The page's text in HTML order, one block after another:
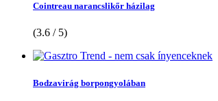
Cointreau narancslikőr házilag
(3.6 / 5)
Bodzavirág borpongyolában